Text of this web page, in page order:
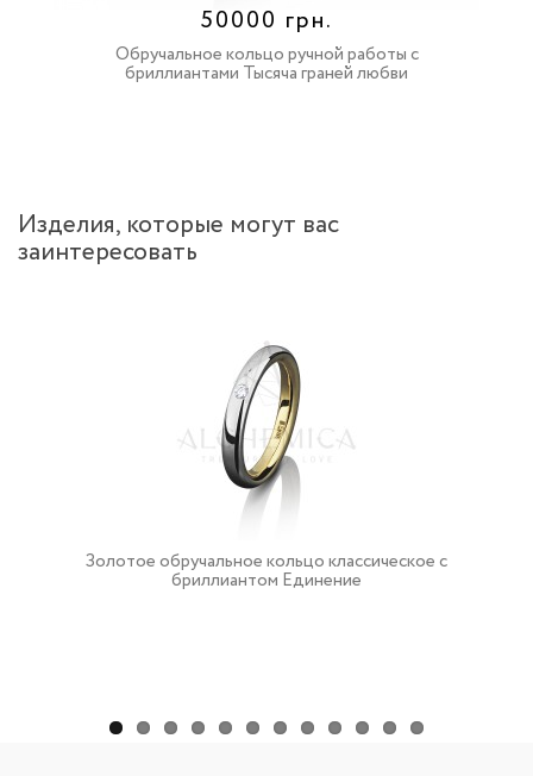
50000 грн.
Обручальное кольцо ручной работы с
бриллиантами Тысяча граней любви
Изделия, которые могут вас
заинтересовать
Золотое обручальное кольцо классическое с
бриллиантом Единение